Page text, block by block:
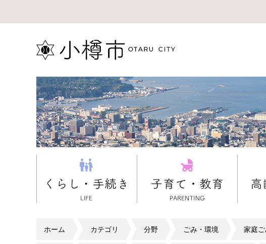
ホーム カテゴリ 分野 ごみ・環境 家庭